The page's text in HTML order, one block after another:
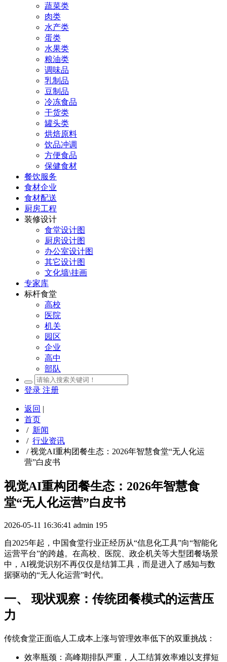
蔬菜类
肉类
水产类
蛋类
水果类
粮油类
调味品
乳制品
豆制品
冷冻食品
干货类
罐头类
烘焙原料
饮品冲调
方便食品
保健食材
餐饮服务
食材企业
食材配送
厨房工程
装修设计
食堂设计图
厨房设计图
办公室设计图
其它设计图
文化墙\挂画
专家库
标杆食堂
高校
医院
机关
园区
企业
高中
部队
登录 注册
返回 |
首页
/ 新闻
/ 行业资讯
/视觉AI重构团餐生态：2026年智慧食堂“无人化运
营”白皮书
视觉AI重构团餐生态：2026年智慧食
堂“无人化运营”白皮书
2026-05-11 16:36:41 admin 195
自2025年起，中国食堂行业正经历从“信息化工具”向“智能化
运营平台”的跨越。在高校、医院、政企机关等大型团餐场景
中，AI视觉识别不再仅仅是结算工具，而是进入了感知与数
据驱动的“无人化运营”时代。
一、 现状观察：传统团餐模式的运营压
力
传统食堂正面临人工成本上涨与管理效率低下的双重挑战：
效率瓶颈：高峰期排队严重，人工结算效率难以支撑短